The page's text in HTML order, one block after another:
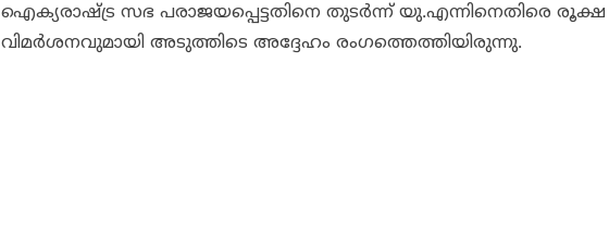
ഐക്യരാഷ്ട്ര സഭ പരാജയപ്പെട്ടതിനെ തുടർന്ന് യു.എന്നിനെതിരെ രൂക്ഷ
വിമർശനവുമായി അടുത്തിടെ അദ്ദേഹം രം​ഗത്തെത്തിയിരുന്നു.